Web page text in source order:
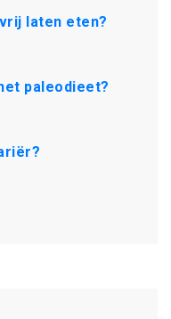
laten eten?
paleodieet?